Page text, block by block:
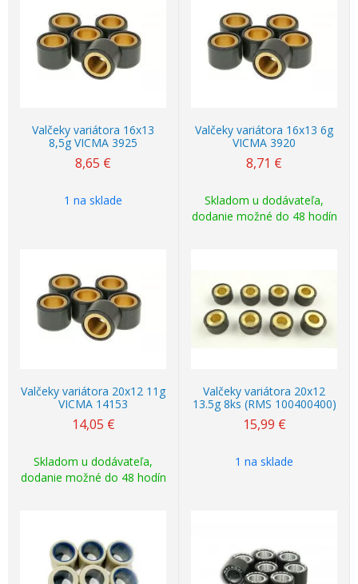
Valčeky variátora 16x13
8,5g VICMA 3925
8,65 €
1 na sklade
Valčeky variátora 16x13 6g
VICMA 3920
8,71 €
Skladom u dodávateľa,
dodanie možné do 48 hodín
Valčeky variátora 20x12 11g
VICMA 14153
14,05 €
Skladom u dodávateľa,
dodanie možné do 48 hodín
Valčeky variátora 20x12
13.5g 8ks (RMS 100400400)
15,99 €
1 na sklade